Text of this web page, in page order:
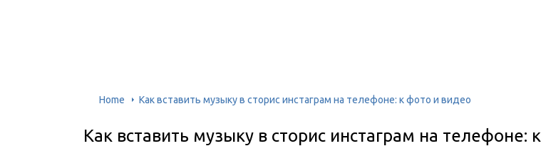
Home Как вставить музыку в сторис инстаграм на телефоне: к фото и видео
Как вставить музыку в сторис инстаграм на телефоне: к